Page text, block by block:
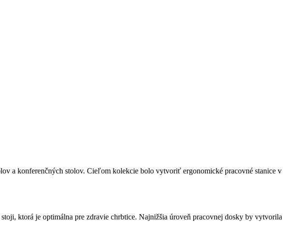
a konferenčných stolov. Cieľom kolekcie bolo vytvoriť ergonomické pracovné stanice v
ktorá je optimálna pre zdravie chrbtice. Najnižšia úroveň pracovnej dosky by vytvorila